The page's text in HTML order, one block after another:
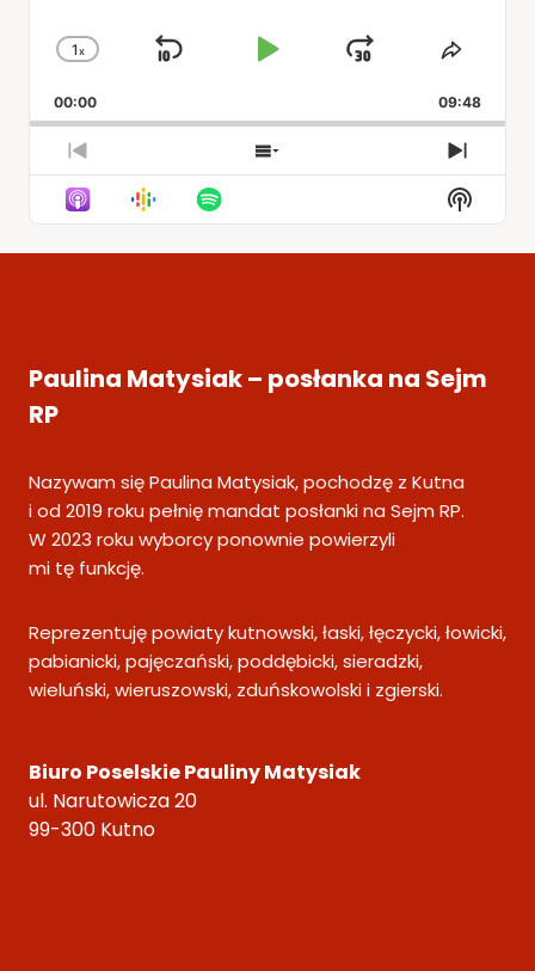
Change
Rate
1x
Skip
Play
Jump
Forward
Share
00:00 09:48
Previous
Episode
Show
Episodes
Next
Show
Paulina Matysiak – posłanka na Sejm
RP
Nazywam się Paulina Matysiak, pochodzę z Kutna
i od 2019 roku pełnię mandat posłanki na Sejm RP.
W 2023 roku wyborcy ponownie powierzyli
mi tę funkcję.
Reprezentuję powiaty kutnowski, łaski, łęczycki, łowicki,
pabianicki, pajęczański, poddębicki, sieradzki,
wieluński, wieruszowski, zduńskowolski i zgierski.
Biuro Poselskie Pauliny Matysiak
ul. Narutowicza 20
99-300 Kutno